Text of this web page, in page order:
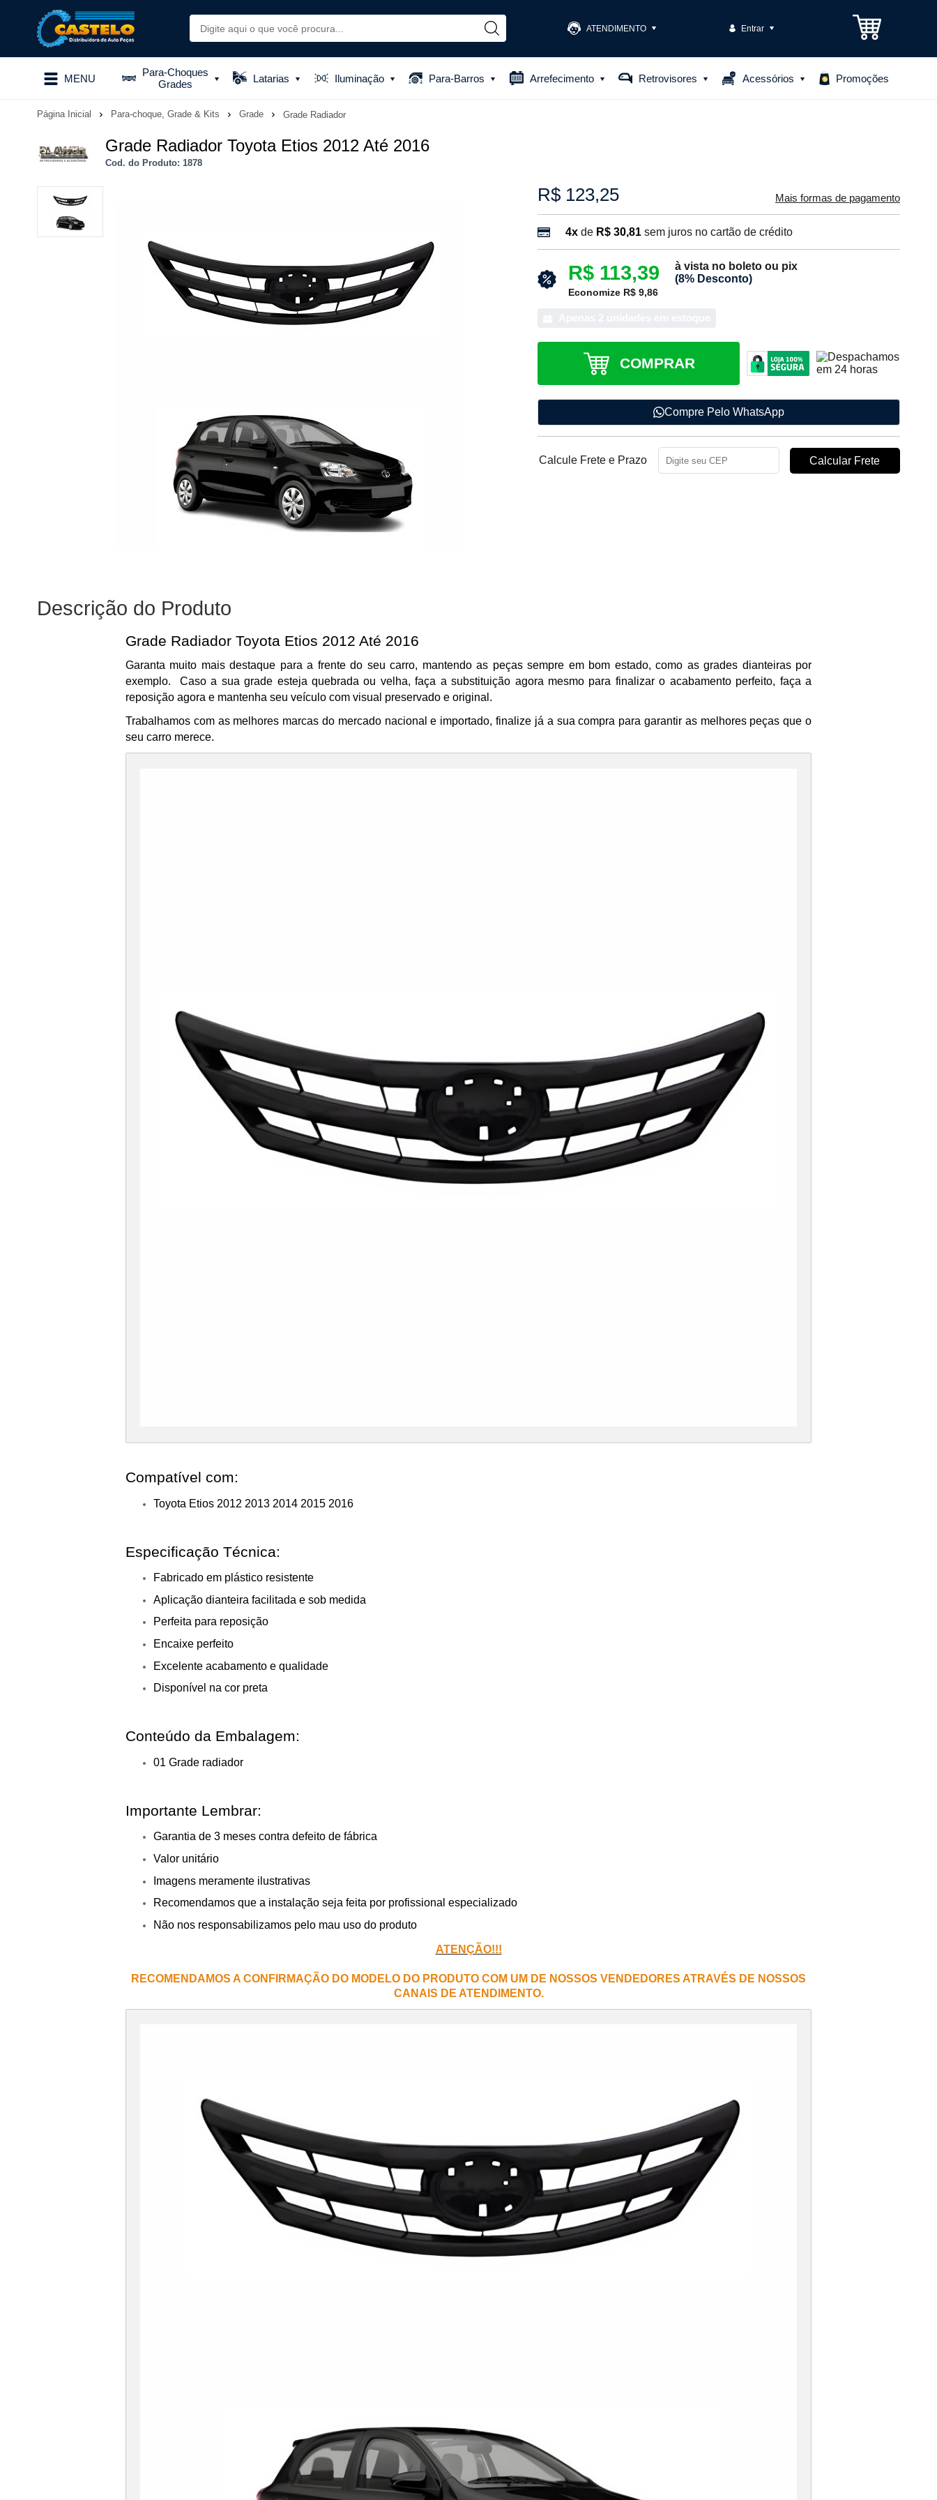
ATENDIMENTO
(48) 3301-1575
Entrar
MENU
Para-Choques
Grades
Latarias Iluminação Para-Barros Arrefecimento Retrovisores Acessórios Promoções
Página Inicial Para-choque, Grade & Kits Grade Grade Radiador
Grade Radiador Toyota Etios 2012 Até 2016
Cod. do Produto: 1878
R$ 123,25 Mais formas de pagamento
4x de R$ 30,81 sem juros no cartão de crédito
R$ 113,39
à vista no boleto ou pix
(8% Desconto)
Economize R$ 9,86
COMPRAR
Compre Pelo WhatsApp
Calcule Frete e Prazo
Descrição do Produto
Grade Radiador Toyota Etios 2012 Até 2016
Garanta muito mais destaque para a frente do seu carro, mantendo as peças sempre em bom estado, como as grades dianteiras por
exemplo. Caso a sua grade esteja quebrada ou velha, faça a substituição agora mesmo para finalizar o acabamento perfeito, faça a
reposição agora e mantenha seu veículo com visual preservado e original.
Trabalhamos com as melhores marcas do mercado nacional e importado, finalize já a sua compra para garantir as melhores peças que o
seu carro merece.
Compatível com:
Toyota Etios 2012 2013 2014 2015 2016
Especificação Técnica:
Fabricado em plástico resistente
Aplicação dianteira facilitada e sob medida
Perfeita para reposição
Encaixe perfeito
Excelente acabamento e qualidade
Disponível na cor preta
Conteúdo da Embalagem:
01 Grade radiador
Importante Lembrar:
Garantia de 3 meses contra defeito de fábrica
Valor unitário
Imagens meramente ilustrativas
Recomendamos que a instalação seja feita por profissional especializado
Não nos responsabilizamos pelo mau uso do produto
ATENÇÃO!!!
RECOMENDAMOS A CONFIRMAÇÃO DO MODELO DO PRODUTO COM UM DE NOSSOS VENDEDORES ATRAVÉS DE NOSSOS
CANAIS DE ATENDIMENTO.